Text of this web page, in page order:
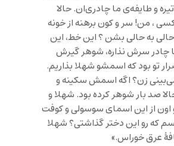
و طایفه‌ی ما چادری‌ان. حالا
، من! سر و كون برهنه از خونه
حالی به حالی بشن ؟ این خط، این
چادر سرش نذاره، شوهر گیرش
تو بود که اسمشو شهلا بذاریم.
می‌بینی زن؟ اگه اسمش سکینه و
صد بار شوهر کرده بود. شهلا و
اون از این اسمای سوسولی و کوفت
که رو این دختر گذاشتی؟ شهلا
عرق خوراس.»